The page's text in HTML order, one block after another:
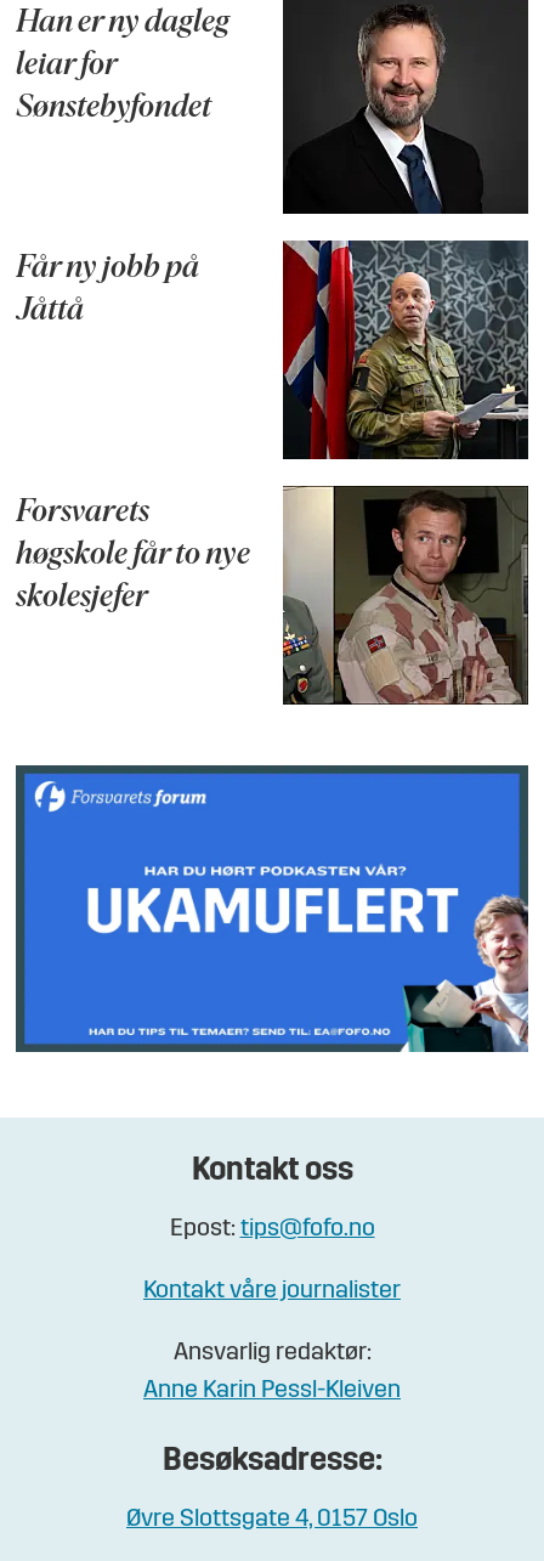
Han er ny dagleg
leiar for
Sønstebyfondet
Får ny jobb på
Jåttå
Forsvarets
høgskole får to nye
skolesjefer
Kontakt oss
Epost: tips@fofo.no
Kontakt våre journalister
Ansvarlig redaktør:
Anne Karin Pessl-Kleiven
Besøksadresse:
Øvre Slottsgate 4, 0157 Oslo